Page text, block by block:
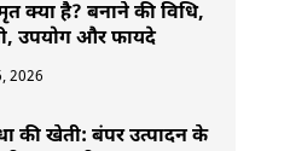
क्या है? बनाने की विधि,
उपयोग और फायदे
2026
की खेती: बंपर उत्पादन के